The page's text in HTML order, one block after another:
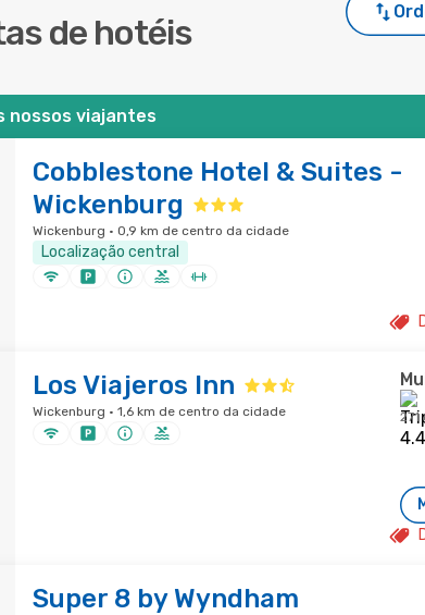
de hotéis
nossos viajantes
Cobblestone Hotel & Suites -
Wickenburg
Wickenburg · 0,9 km de centro da cidade
Localização central
Los Viajeros Inn
Wickenburg · 1,6 km de centro da cidade
Super 8 by Wyndham